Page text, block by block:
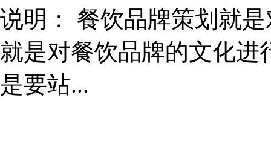
说明：
餐饮品牌策划就
就是对餐饮品牌的文化进
是要站...